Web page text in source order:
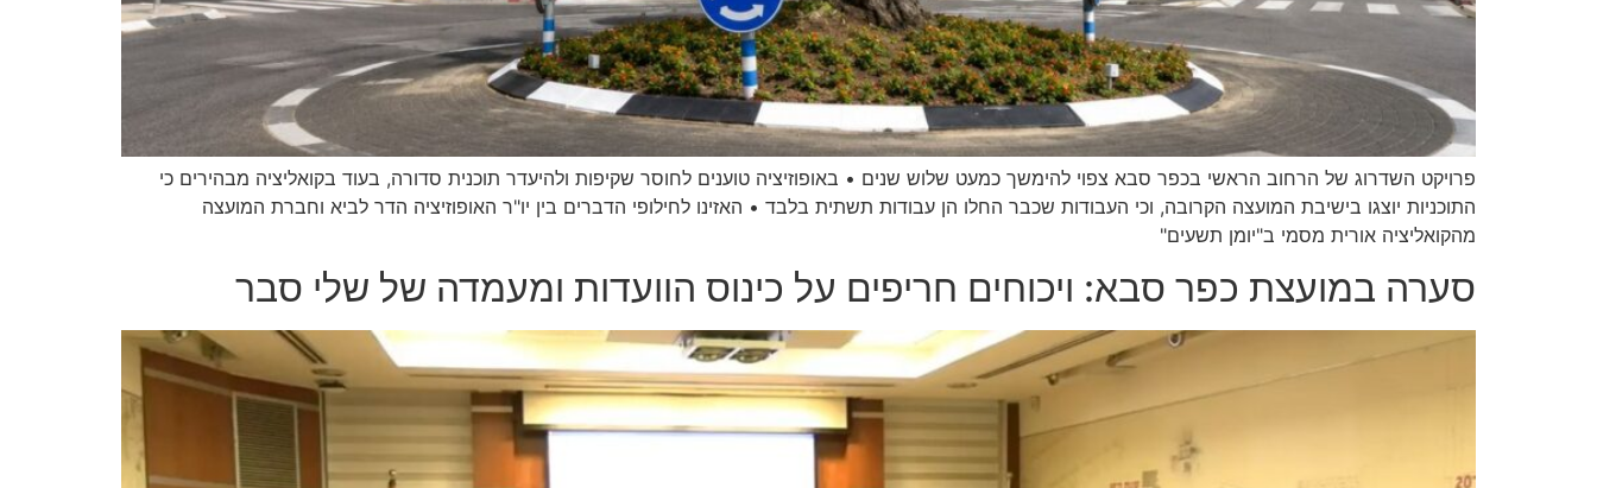
פרויקט השדרוג של הרחוב הראשי בכפר סבא צפוי להימשך כמעט שלוש שנים • באופוזיציה טוענים לחוסר שקיפות ולהיעדר תוכנית סדורה, בעוד בקואליציה מבהירים כי
התוכניות יוצגו בישיבת המועצה הקרובה, וכי העבודות שכבר החלו הן עבודות תשתית בלבד • האזינו לחילופי הדברים בין יו"ר האופוזיציה הדר לביא וחברת המועצה
מהקואליציה אורית מסמי ב"יומן תשעים"
סערה במועצת כפר סבא: ויכוחים חריפים על כינוס הוועדות ומעמדה של שלי סבר